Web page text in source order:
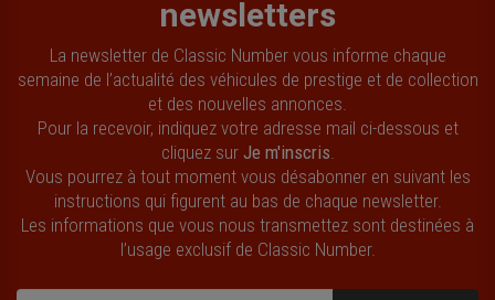
newsletters
La newsletter de Classic Number vous informe chaque
semaine de l’actualité des véhicules de prestige et de collection
et des nouvelles annonces.
Pour la recevoir, indiquez votre adresse mail ci-dessous et
cliquez sur Je m'inscris.
Vous pourrez à tout moment vous désabonner en suivant les
instructions qui figurent au bas de chaque newsletter.
Les informations que vous nous transmettez sont destinées à
l’usage exclusif de Classic Number.